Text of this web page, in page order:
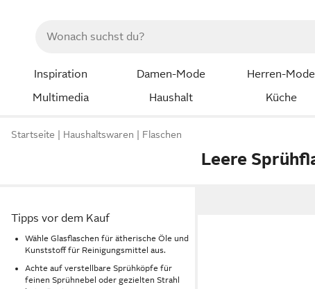
Inspiration Damen-Mode Herren-Mode
Multimedia
Haushalt Küche
Startseite Haushaltswaren Flaschen
Leere
Tipps vor dem Kauf
Wähle Glasflaschen für ätherische Öle und
Kunststoff für Reinigungsmittel aus.
Achte auf verstellbare Sprühköpfe für
feinen Sprühnebel oder gezielten Strahl